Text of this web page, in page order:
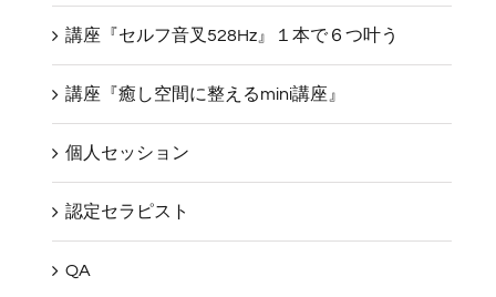
基礎～周波数・可聴域・骨振動など
講座『セルフ音叉528Hz』１本で６つ叶う
講座『癒し空間に整えるmini講座』
個人セッション
認定セラピスト